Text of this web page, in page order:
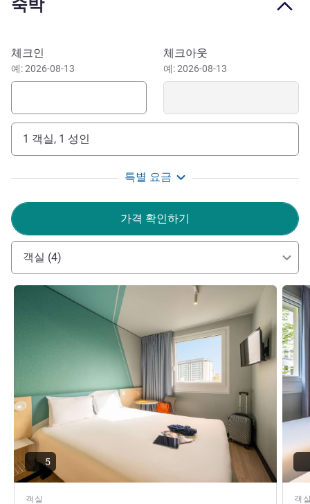
시티 웨스트 탐험을 위한 완벽한 출발점. 여행 일정에 따라
기념 교회, 혹은 세계적으로 유명한 쿠르퓌르스텐담 거리를
방문하실 수 있습니다. 바로 여기서 모든 일이 일어납니다.
이비스 베를린 쿠르퓌르스텐담에서 중앙역까지 10분 이내
의 연결편을 제공합니다. 베를린 슈피테 공항과 A100 고속
도로도 쉽게 접근할 수 있습니다.
문화에 관심이 있다면 근처 자연사 박물관에서 영감을 얻을
수 있을 것입니다. 공룡 화석, 태양계 등 다양한 전시물을 감
도 불과 20분 거리에 있습니다.
잠들지 않는 도시를 경험하되, 이비스 버젯 베를린 쿠르퓌
르스텐담에서 숙면을 취하세요. 여러분의 방문을 기대합니
다.
Thomas Hasse 호텔 관리
숙박
이 호텔 예약하기
체크인
예: 2026-08-13
체크아웃
예: 2026-08-13
1 객실, 1 성인
특별 요금
가격 확인하기
객실 (4)
객실
세부 정보 보기
5
객
세부